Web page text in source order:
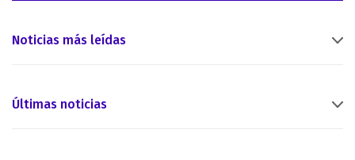
Noticias más leídas
Últimas noticias